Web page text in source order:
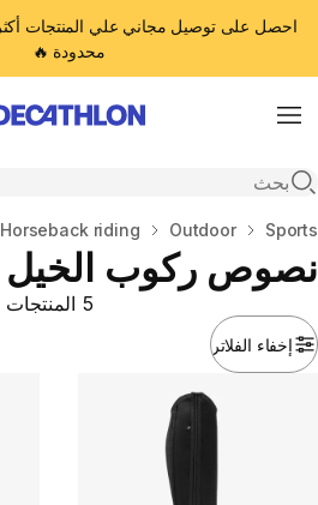
محدودة 🔥
Menu
Open search
المنزل
Sports
Outdoor
Horseback riding
نصوص ركوب الخيل
إخفاء الفلاتر
5 المنتجات